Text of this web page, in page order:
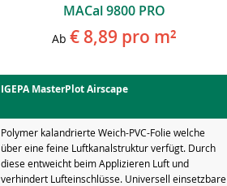
MACal 9800 PRO
Ab € 8,89 pro m²
IGEPA MasterPlot Airscape
Polymer kalandrierte Weich-PVC-Folie welche
über eine feine Luftkanalstruktur verfügt. Durch
diese entweicht beim Applizieren Luft und
verhindert Lufteinschlüsse. Universell einsetzbare